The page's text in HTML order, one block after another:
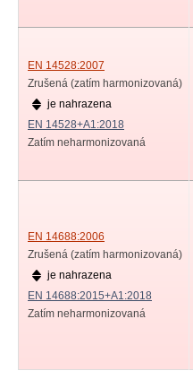
EN 14528:2007
Zrušená (zatím harmonizovaná)
je nahrazena
EN 14528+A1:2018
Zatím neharmonizovaná
EN 14688:2006
Zrušená (zatím harmonizovaná)
je nahrazena
EN 14688:2015+A1:2018
Zatím neharmonizovaná